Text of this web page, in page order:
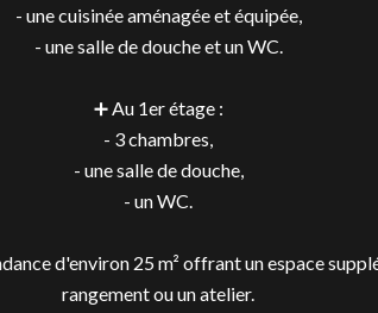
- une cuisinée aménagée et équipée,
- une salle de douche et un WC.
➕ Au 1er étage :
- 3 chambres,
- une salle de douche,
- un WC.
d'environ 25 m² offrant un espace
rangement ou un atelier.